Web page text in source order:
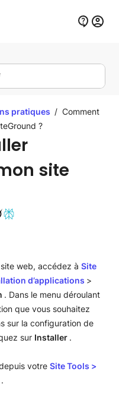
pratiques / Comment
?
site
web, accédez à Site
d’applications >
. Dans le menu déroulant
que vous souhaitez
sur la configuration de
sur Installer .
votre Site Tools >
.